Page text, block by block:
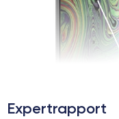
Expertrapport